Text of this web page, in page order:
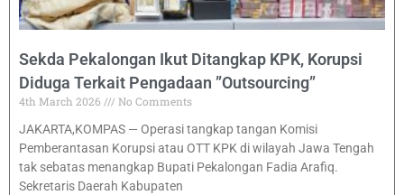
Sekda Pekalongan Ikut Ditangkap KPK, Korupsi
Diduga Terkait Pengadaan ”Outsourcing”
4th March 2026
No Comments
JAKARTA,KOMPAS — Operasi tangkap tangan Komisi
Pemberantasan Korupsi atau OTT KPK di wilayah Jawa Tengah
tak sebatas menangkap Bupati Pekalongan Fadia Arafiq.
Sekretaris Daerah Kabupaten